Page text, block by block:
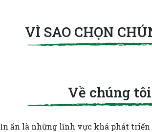
VÌ SAO CHỌN
Về chúng tôi
In ấn là những lĩnh vực khá phát triển